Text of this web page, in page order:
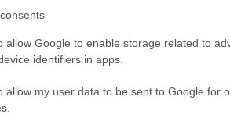
allow Google to enable storage related to
identifiers in apps.
allow my user data to be sent to Google for
para hacerse con un futbolista que en
4 asistencias y en la 23/24 con el
la nueva apuesta joven del Real